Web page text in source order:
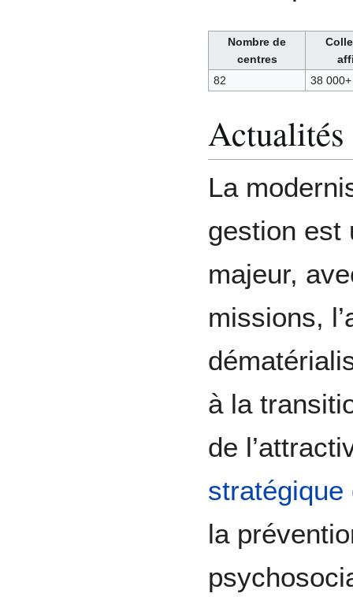
Nombre de
centres
82
38 000+
La
gestion est
majeur,
missions,
à la
de
la